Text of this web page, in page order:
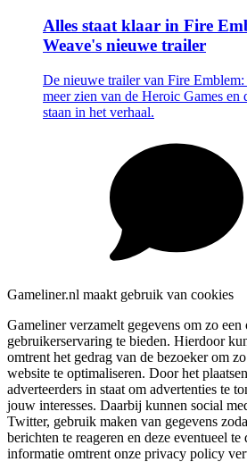
Alles staat klaar in Fire
Weave's nieuwe trailer
De nieuwe trailer van Fire Emblem:
meer zien van de Heroic Games en
staan in het verhaal.
Gameliner.nl maakt gebruik van cookies
Gameliner verzamelt gegevens om zo een
gebruikerservaring te bieden. Hierdoor
omtrent het gedrag van de bezoeker om
website te optimaliseren. Door het
adverteerders in staat om advertenties te
jouw interesses. Daarbij kunnen social
Twitter, gebruik maken van gegevens
berichten te reageren en deze eventueel
informatie omtrent onze privacy policy